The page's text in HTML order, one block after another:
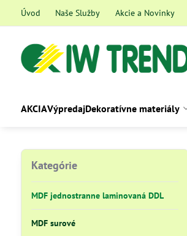
Úvod Naše Služby Akcie a Novinky
AKCIAVýpredajDekoratívne materiály
Kategórie
MDF jednostranne laminovaná DDL
MDF surové